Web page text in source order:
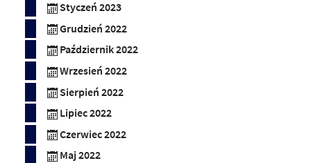
Styczeń 2023
Grudzień 2022
Październik 2022
Wrzesień 2022
Sierpień 2022
Lipiec 2022
Czerwiec 2022
Maj 2022